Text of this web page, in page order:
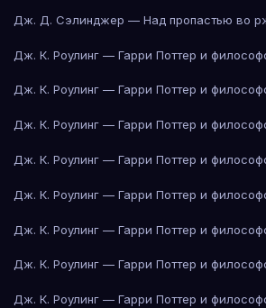
Дж. Д. Сэлинджер — Над пропастью во
Дж. К. Роулинг — Гарри Поттер и
Дж. К. Роулинг — Гарри Поттер и
Дж. К. Роулинг — Гарри Поттер и
Дж. К. Роулинг — Гарри Поттер и
Дж. К. Роулинг — Гарри Поттер и
Дж. К. Роулинг — Гарри Поттер и
Дж. К. Роулинг — Гарри Поттер и
Дж. К. Роулинг — Гарри Поттер и